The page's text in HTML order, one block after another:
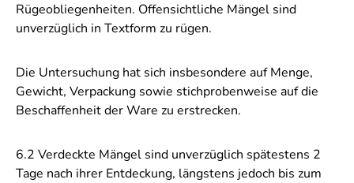
Rügeobliegenheiten. Offensichtliche Mängel sind
unverzüglich in Textform zu rügen.
Die Untersuchung hat sich insbesondere auf Menge,
Gewicht, Verpackung sowie stichprobenweise auf die
Beschaffenheit der Ware zu erstrecken.
6.2 Verdeckte Mängel sind unverzüglich spätestens 2
Tage nach ihrer Entdeckung, längstens jedoch bis zum